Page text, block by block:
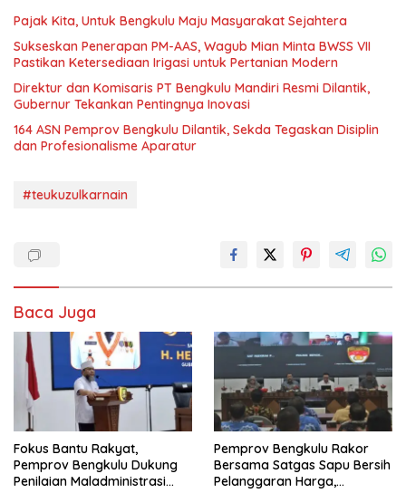
Pajak Kita, Untuk Bengkulu Maju Masyarakat Sejahtera
Sukseskan Penerapan PM-AAS, Wagub Mian Minta BWSS VII
Pastikan Ketersediaan Irigasi untuk Pertanian Modern
Direktur dan Komisaris PT Bengkulu Mandiri Resmi Dilantik,
Gubernur Tekankan Pentingnya Inovasi
164 ASN Pemprov Bengkulu Dilantik, Sekda Tegaskan Disiplin
dan Profesionalisme Aparatur
#teukuzulkarnain
Baca Juga
Fokus Bantu Rakyat,
Pemprov Bengkulu Dukung
Penilaian Maladministrasi
Pemprov Bengkulu Rakor
Bersama Satgas Sapu Bersih
Pelanggaran Harga,